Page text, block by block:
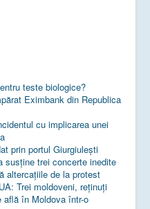
teste biologice?
Eximbank din Republica
cu implicarea unei
prin portul Giurgiulești
susţine trei concerte inedite
altercaţiile de la protest
Trei moldoveni, reținuți
află în Moldova într-o